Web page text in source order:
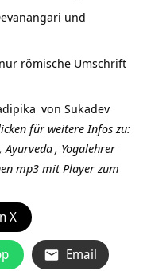
und
römische Umschrift
von Sukadev
für weitere Infos zu:
,Ayurveda, Yogalehrer
mp3 mit Player zum
X
Email